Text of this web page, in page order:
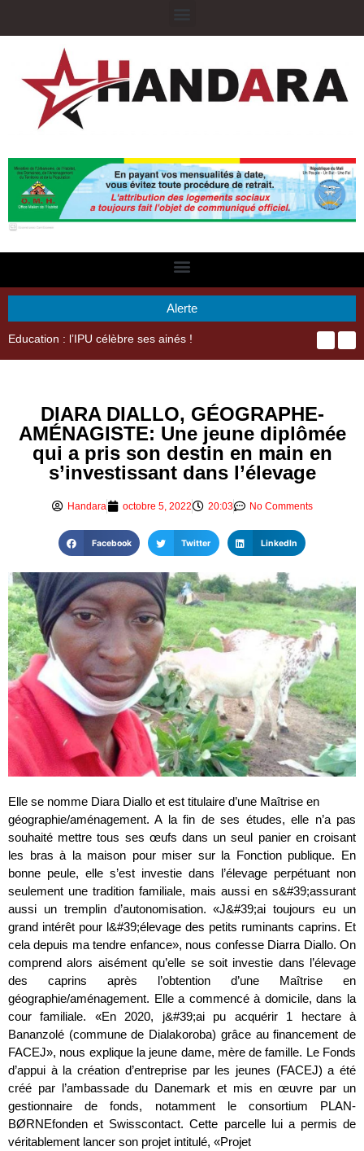
Alerte
DIARA DIALLO, GÉOGRAPHE-
AMÉNAGISTE: Une jeune diplômée
qui a pris son destin en main en
s’investissant dans l’élevage
Handara octobre 5, 2022 20:03 No Comments
Facebook Twitter LinkedIn
Elle se nomme Diara Diallo et est titulaire d’une Maîtrise en
géographie/aménagement. A la fin de ses études, elle n’a pas
souhaité mettre tous ses œufs dans un seul panier en croisant
les bras à la maison pour miser sur la Fonction publique. En
bonne peule, elle s’est investie dans l’élevage perpétuant non
seulement une tradition familiale, mais aussi en s&#39;assurant
aussi un tremplin d’autonomisation. «J&#39;ai toujours eu un
grand intérêt pour l&#39;élevage des petits ruminants caprins. Et
cela depuis ma tendre enfance», nous confesse Diarra Diallo. On
comprend alors aisément qu’elle se soit investie dans l’élevage
des caprins après l’obtention d’une Maîtrise en
géographie/aménagement. Elle a commencé à domicile, dans la
cour familiale. «En 2020, j&#39;ai pu acquérir 1 hectare à
Bananzolé (commune de Dialakoroba) grâce au financement de
FACEJ», nous explique la jeune dame, mère de famille. Le Fonds
d’appui à la création d’entreprise par les jeunes (FACEJ) a été
créé par l’ambassade du Danemark et mis en œuvre par un
gestionnaire de fonds, notamment le consortium PLAN-
BØRNEfonden et Swisscontact. Cette parcelle lui a permis de
véritablement lancer son projet intitulé, «Projet